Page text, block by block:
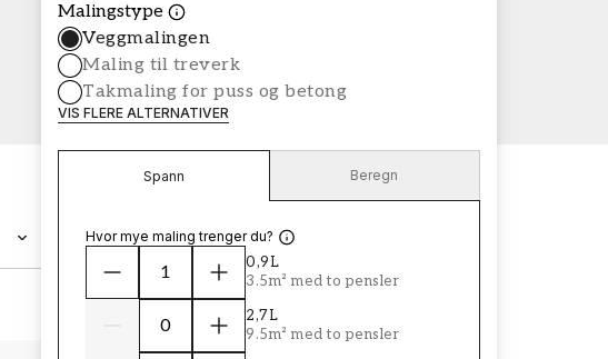
Malingstype
Veggmalingen
Maling til treverk
Takmaling for puss og betong
VIS FLERE ALTERNATIVER
Spann Beregn
Hvor mye maling trenger du?
0,9L
3.5m² med to pensler
2,7L
9.5m² med to pensler